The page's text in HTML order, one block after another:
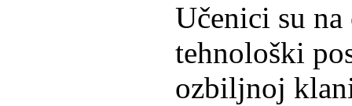
Učenici su
tehnološki
ozbiljnoj